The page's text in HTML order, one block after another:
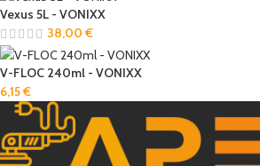
Vexus 5L - VONIXX
38,00€
V-FLOC 240ml - VONIXX
6,15€